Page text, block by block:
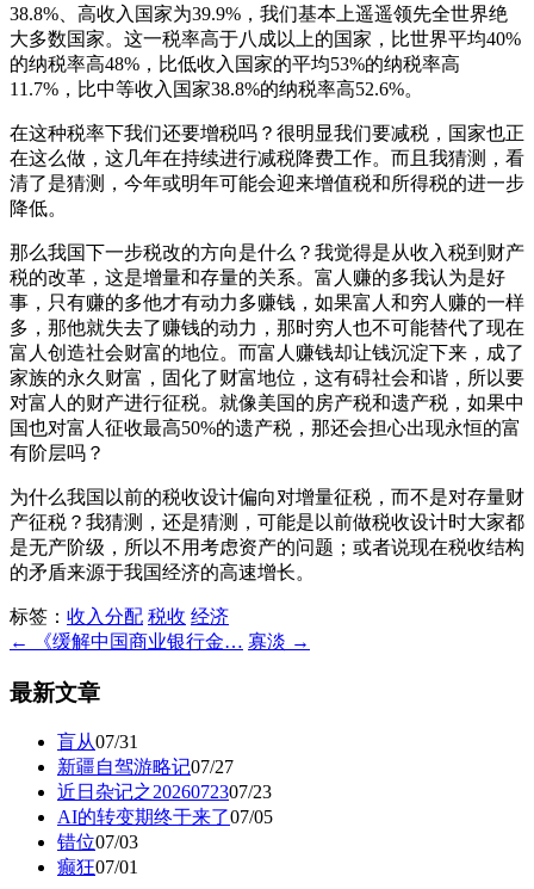
38.8%、高收入国家为39.9%，我们基本上遥遥领先全世界绝
大多数国家。这一税率高于八成以上的国家，比世界平均40%
的纳税率高48%，比低收入国家的平均53%的纳税率高
11.7%，比中等收入国家38.8%的纳税率高52.6%。
在这种税率下我们还要增税吗？很明显我们要减税，国家也正
在这么做，这几年在持续进行减税降费工作。而且我猜测，看
清了是猜测，今年或明年可能会迎来增值税和所得税的进一步
降低。
那么我国下一步税改的方向是什么？我觉得是从收入税到财产
税的改革，这是增量和存量的关系。富人赚的多我认为是好
事，只有赚的多他才有动力多赚钱，如果富人和穷人赚的一样
多，那他就失去了赚钱的动力，那时穷人也不可能替代了现在
富人创造社会财富的地位。而富人赚钱却让钱沉淀下来，成了
家族的永久财富，固化了财富地位，这有碍社会和谐，所以要
对富人的财产进行征税。就像美国的房产税和遗产税，如果中
国也对富人征收最高50%的遗产税，那还会担心出现永恒的富
有阶层吗？
为什么我国以前的税收设计偏向对增量征税，而不是对存量财
产征税？我猜测，还是猜测，可能是以前做税收设计时大家都
是无产阶级，所以不用考虑资产的问题；或者说现在税收结构
的矛盾来源于我国经济的高速增长。
标签： 收入分配 税收 经济
← 《缓解中国商业银行金… 寡淡 →
最新文章
盲从07/31
新疆自驾游略记07/27
近日杂记之2026072307/23
AI的转变期终于来了07/05
错位07/03
癫狂07/01